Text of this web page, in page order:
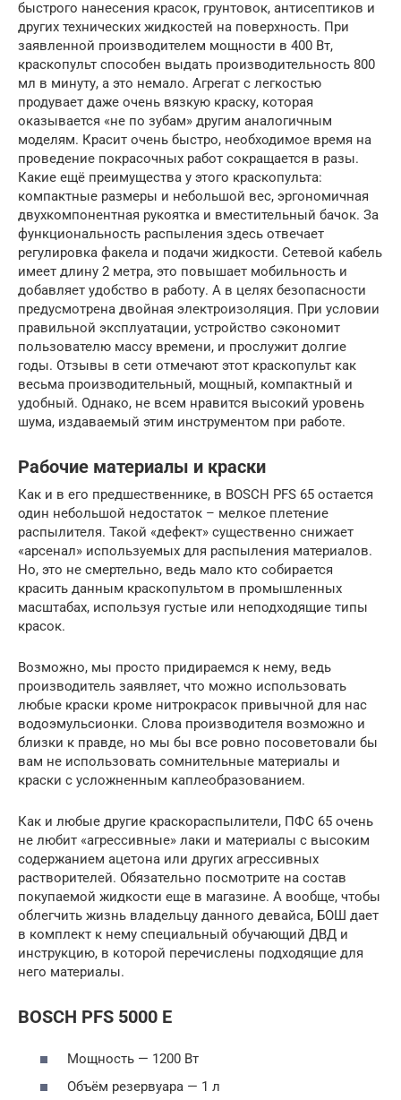
быстрого нанесения красок, грунтовок, антисептиков и
других технических жидкостей на поверхность. При
заявленной производителем мощности в 400 Вт,
краскопульт способен выдать производительность 800
мл в минуту, а это немало. Агрегат с легкостью
продувает даже очень вязкую краску, которая
оказывается «не по зубам» другим аналогичным
моделям. Красит очень быстро, необходимое время на
проведение покрасочных работ сокращается в разы.
Какие ещё преимущества у этого краскопульта:
компактные размеры и небольшой вес, эргономичная
двухкомпонентная рукоятка и вместительный бачок. За
функциональность распыления здесь отвечает
регулировка факела и подачи жидкости. Сетевой кабель
имеет длину 2 метра, это повышает мобильность и
добавляет удобство в работу. А в целях безопасности
предусмотрена двойная электроизоляция. При условии
правильной эксплуатации, устройство сэкономит
пользователю массу времени, и прослужит долгие
годы. Отзывы в сети отмечают этот краскопульт как
весьма производительный, мощный, компактный и
удобный. Однако, не всем нравится высокий уровень
шума, издаваемый этим инструментом при работе.
Рабочие материалы и краски
Как и в его предшественнике, в BOSCH PFS 65 остается
один небольшой недостаток – мелкое плетение
распылителя. Такой «дефект» существенно снижает
«арсенал» используемых для распыления материалов.
Но, это не смертельно, ведь мало кто собирается
красить данным краскопультом в промышленных
масштабах, используя густые или неподходящие типы
красок.
Возможно, мы просто придираемся к нему, ведь
производитель заявляет, что можно использовать
любые краски кроме нитрокрасок привычной для нас
водоэмульсионки. Слова производителя возможно и
близки к правде, но мы бы все ровно посоветовали бы
вам не использовать сомнительные материалы и
краски с усложненным каплеобразованием.
Как и любые другие краскораспылители, ПФС 65 очень
не любит «агрессивные» лаки и материалы с высоким
содержанием ацетона или других агрессивных
растворителей. Обязательно посмотрите на состав
покупаемой жидкости еще в магазине. А вообще, чтобы
облегчить жизнь владельцу данного девайса, БОШ дает
в комплект к нему специальный обучающий ДВД и
инструкцию, в которой перечислены подходящие для
него материалы.
BOSCH PFS 5000 E
Мощность — 1200 Вт
Объём резервуара — 1 л